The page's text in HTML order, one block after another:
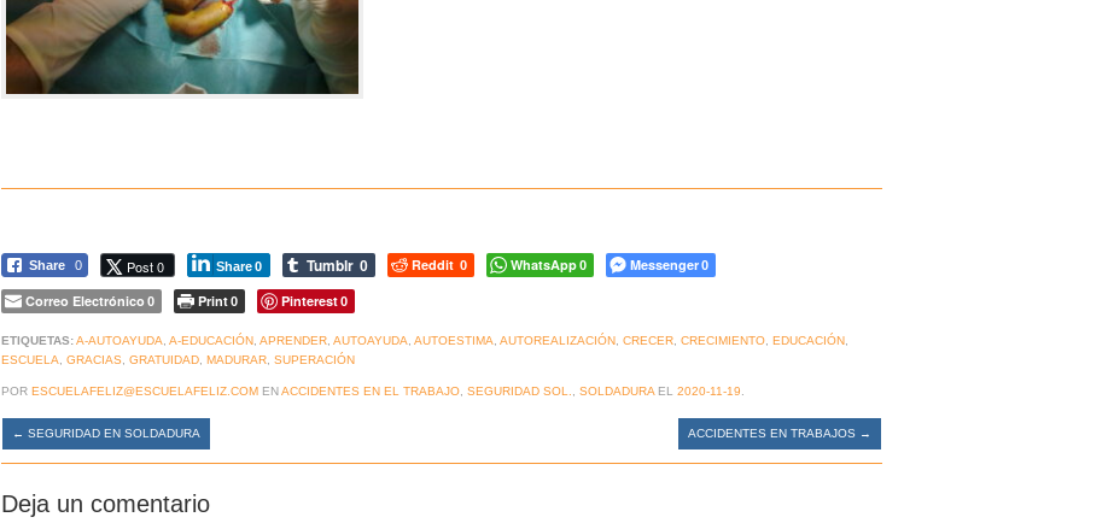
Share 0 Post 0 Share0 Tumblr 0 Reddit 0 WhatsApp0 Messenger0
Correo Electrónico 0 Print0 Pinterest0
ETIQUETAS:A-AUTOAYUDA, A-EDUCACIÓN, APRENDER, AUTOAYUDA, AUTOESTIMA, AUTOREALIZACIÓN, CRECER, CRECIMIENTO, EDUCACIÓN,
ESCUELA, GRACIAS, GRATUIDAD, MADURAR, SUPERACIÓN
POR ESCUELAFELIZ@ESCUELAFELIZ.COM ENACCIDENTES EN EL TRABAJO, SEGURIDAD SOL., SOLDADURAEL 2020-11-19.
← SEGURIDAD EN SOLDADURA ACCIDENTES EN TRABAJOS →
Deja un comentario